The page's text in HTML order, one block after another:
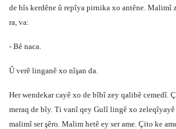
de hîs kerdêne û repîya pirnika xo antêne. Malimî
ra, va:
- Bê naca.
Û verê linganê xo nîşan da.
Her wendekar cayê xo de bîbî zey qalibê cemedî.
meraq de bîy. Ti vanî qey Gulî lingê xo
malimî ser şêro. Malim hetê ey ser ame. Çito ke